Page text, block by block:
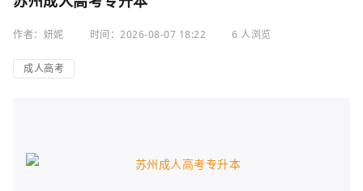
作者：妍妮 时间：2026-08-07 18:22 6 人浏览
成人高考